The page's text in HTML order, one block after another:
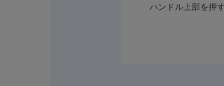
ハンドル上部を押